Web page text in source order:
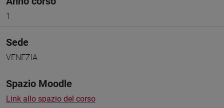
1
Sede
VENEZIA
Spazio Moodle
Link allo spazio del corso